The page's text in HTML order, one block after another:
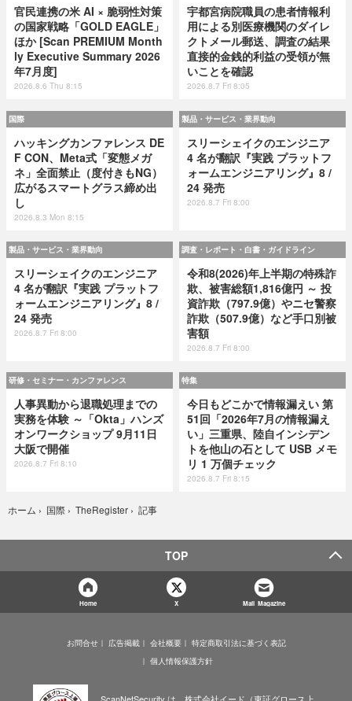
官民連携の米 AI × 脆弱性対策
の国家戦略「GOLD EAGLE」
ほか [Scan PREMIUM Month
ly Executive Summary 2026
年7月度]
2026.8.6 Thu 8:15
宇都宮病院職員の患者情報利
用による別医療機関のダイレ
クトメール郵送、調査の結果
直接的金銭的利益の受領が無
いことを確認
2026.8.7 Fri 8:05
国際
ハッキングカンファレンス DE
F CON、Meta式「変態メガ
ネ」全面禁止（度付きもNG）
広がるスマートグラス締め出
し
2026.8.3 Mon 8:15
製品・サービス・業界動向
スリーシェイクのエンジニア
4 名が翻訳『実践 プラットフ
ォームエンジニアリング』8 /
24 発売
2026.8.7 Fri 8:00
製品・サービス・業界動向
スリーシェイクのエンジニア
4 名が翻訳『実践 プラットフ
ォームエンジニアリング』8 /
24 発売
2026.8.7 Fri 8:00
調査・レポート・白書・ガイドライン
令和8(2026)年上半期の特殊詐
欺、被害総額1,816億円 ～ 投
資詐欺（797.9億）やニセ警察
詐欺（507.9億）など手口別被
害額
2026.8.7 Fri 8:00
研修・セミナー・カンファレンス
人事異動から退職処理までの
実務を体験 ～「Okta」ハンズ
オンワークショップ 9月11日
大阪で開催
2026.8.7 Fri 8:10
特集
今日もどこかで情報漏えい 第
51回「2026年7月の情報漏え
い」三重県、陸自インシデン
トを他山の石として USB メモ
リ 1 万個チェック
2026.8.7 Fri 8:15
ホーム › 国際 › TheRegister › 記事
TOP
Home X Mail Magazine
お問合せ 広告掲載 会社概要
特定商取引法に基づく表記
個人情報保護方針
ScanNetSecurity は、株式会社イード（東証グロース上